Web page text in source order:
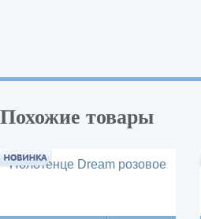
Похожие товары
Полотенце Dream розовое